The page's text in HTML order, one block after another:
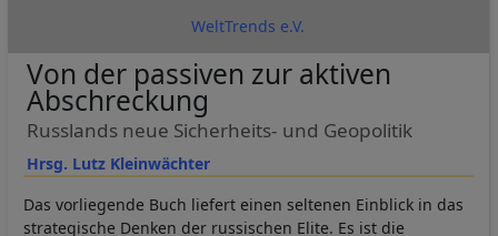
WeltTrends e.V.
Hrsg. Lutz Kleinwächter
Von der passiven zur aktiven
Abschreckung
Russlands neue Sicherheits- und Geopolitik
Das vorliegende Buch liefert einen seltenen Einblick in das
strategische Denken der russischen Elite. Es ist die